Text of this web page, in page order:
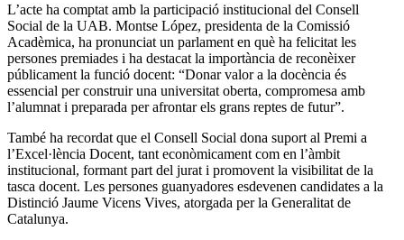
L’acte ha comptat amb la participació institucional del Consell
Social de la UAB. Montse López, presidenta de la Comissió
Acadèmica, ha pronunciat un parlament en què ha felicitat les
persones premiades i ha destacat la importància de reconèixer
públicament la funció docent: “Donar valor a la docència és
essencial per construir una universitat oberta, compromesa amb
l’alumnat i preparada per afrontar els grans reptes de futur”.
També ha recordat que el Consell Social dona suport al Premi a
l’Excel·lència Docent, tant econòmicament com en l’àmbit
institucional, formant part del jurat i promovent la visibilitat de la
tasca docent. Les persones guanyadores esdevenen candidates a la
Distinció Jaume Vicens Vives, atorgada per la Generalitat de
Catalunya.